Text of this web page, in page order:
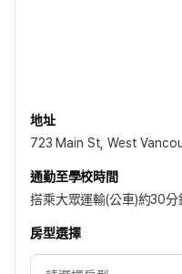
地址
723 Main St, West
通勤至學校時間
搭乘大眾運輸(公車)約30
房型選擇